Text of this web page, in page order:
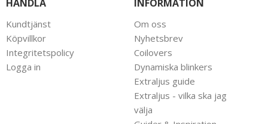
HANDLA
Kundtjänst
Köpvillkor
Integritetspolicy
Logga in
INFORMATION
Om oss
Nyhetsbrev
Coilovers
Dynamiska blinkers
Extraljus guide
Extraljus - vilka ska jag
välja